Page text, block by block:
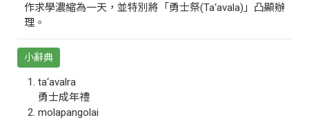
作求學濃縮為一天，並特別將「勇士祭(Ta‘avala)」凸顯辦
理。
小辭典
ta‘avalra
勇士成年禮
molapangolai